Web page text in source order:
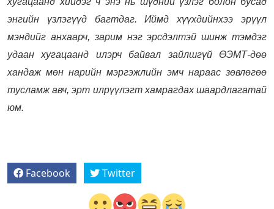
энгийн үзлэгүүд багтдаг. Иймд хүүхдийнхээ эрүүл
мэндийг анхаарч, зарим нэг эрсдэлтэй шинж тэмдэг
удаан хугацаанд илэрч байвал зайлшгүй ӨЭМТ-дөө
хандаж мөн нарийн мэргэжлийн эмч нараас зөвлөгөө
тусламж авч, эрт илрүүлэгт хамрагдах шаардлагатай
юм.
Facebook Twitter